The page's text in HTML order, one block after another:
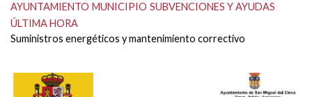
AYUNTAMIENTO MUNICIPIO SUBVENCIONES Y AYUDAS
ÚLTIMA HORA
Suministros energéticos y mantenimiento correctivo